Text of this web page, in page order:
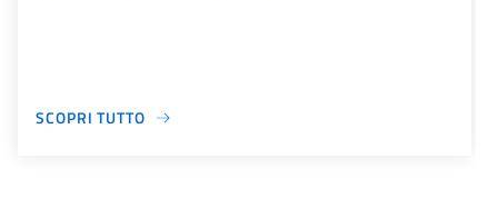
SCOPRI TUTTO